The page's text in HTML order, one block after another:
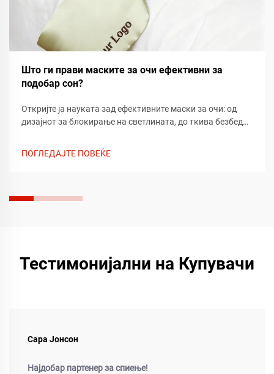
Што ги прави маските за очи ефективни за
подобар сон?
Откријте ја науката зад ефективните маски за очи: од
дизајнот за блокирање на светлината, до ткива безбедни
помошните средства за квалитетен сон го подобруваат
одморот и добијте совети за избор на најдобриот избор.
ПОГЛЕДАЈТЕ ПОВЕЌЕ
Тестимонијални на Купувачи
Сара Јонсон
Најдобар партенер за спиење!